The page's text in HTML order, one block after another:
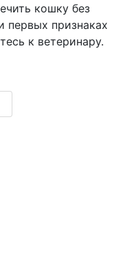
кошку без
первых признаках
к ветеринару.